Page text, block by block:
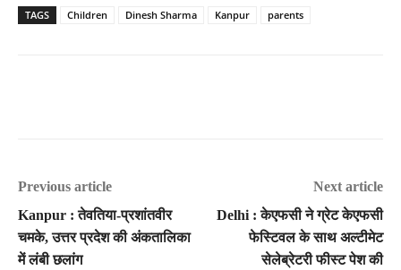
TAGS Children Dinesh Sharma Kanpur parents
Previous article
Kanpur : तेवतिया-प्रशांतवीर
चमके, उत्तर प्रदेश की अंकतालिका
में लंबी छलांग
Next article
Delhi : केएफसी ने ग्रेट केएफसी
फेस्टिवल के साथ अल्टीमेट
सेलेब्रेटरी फीस्ट पेश की